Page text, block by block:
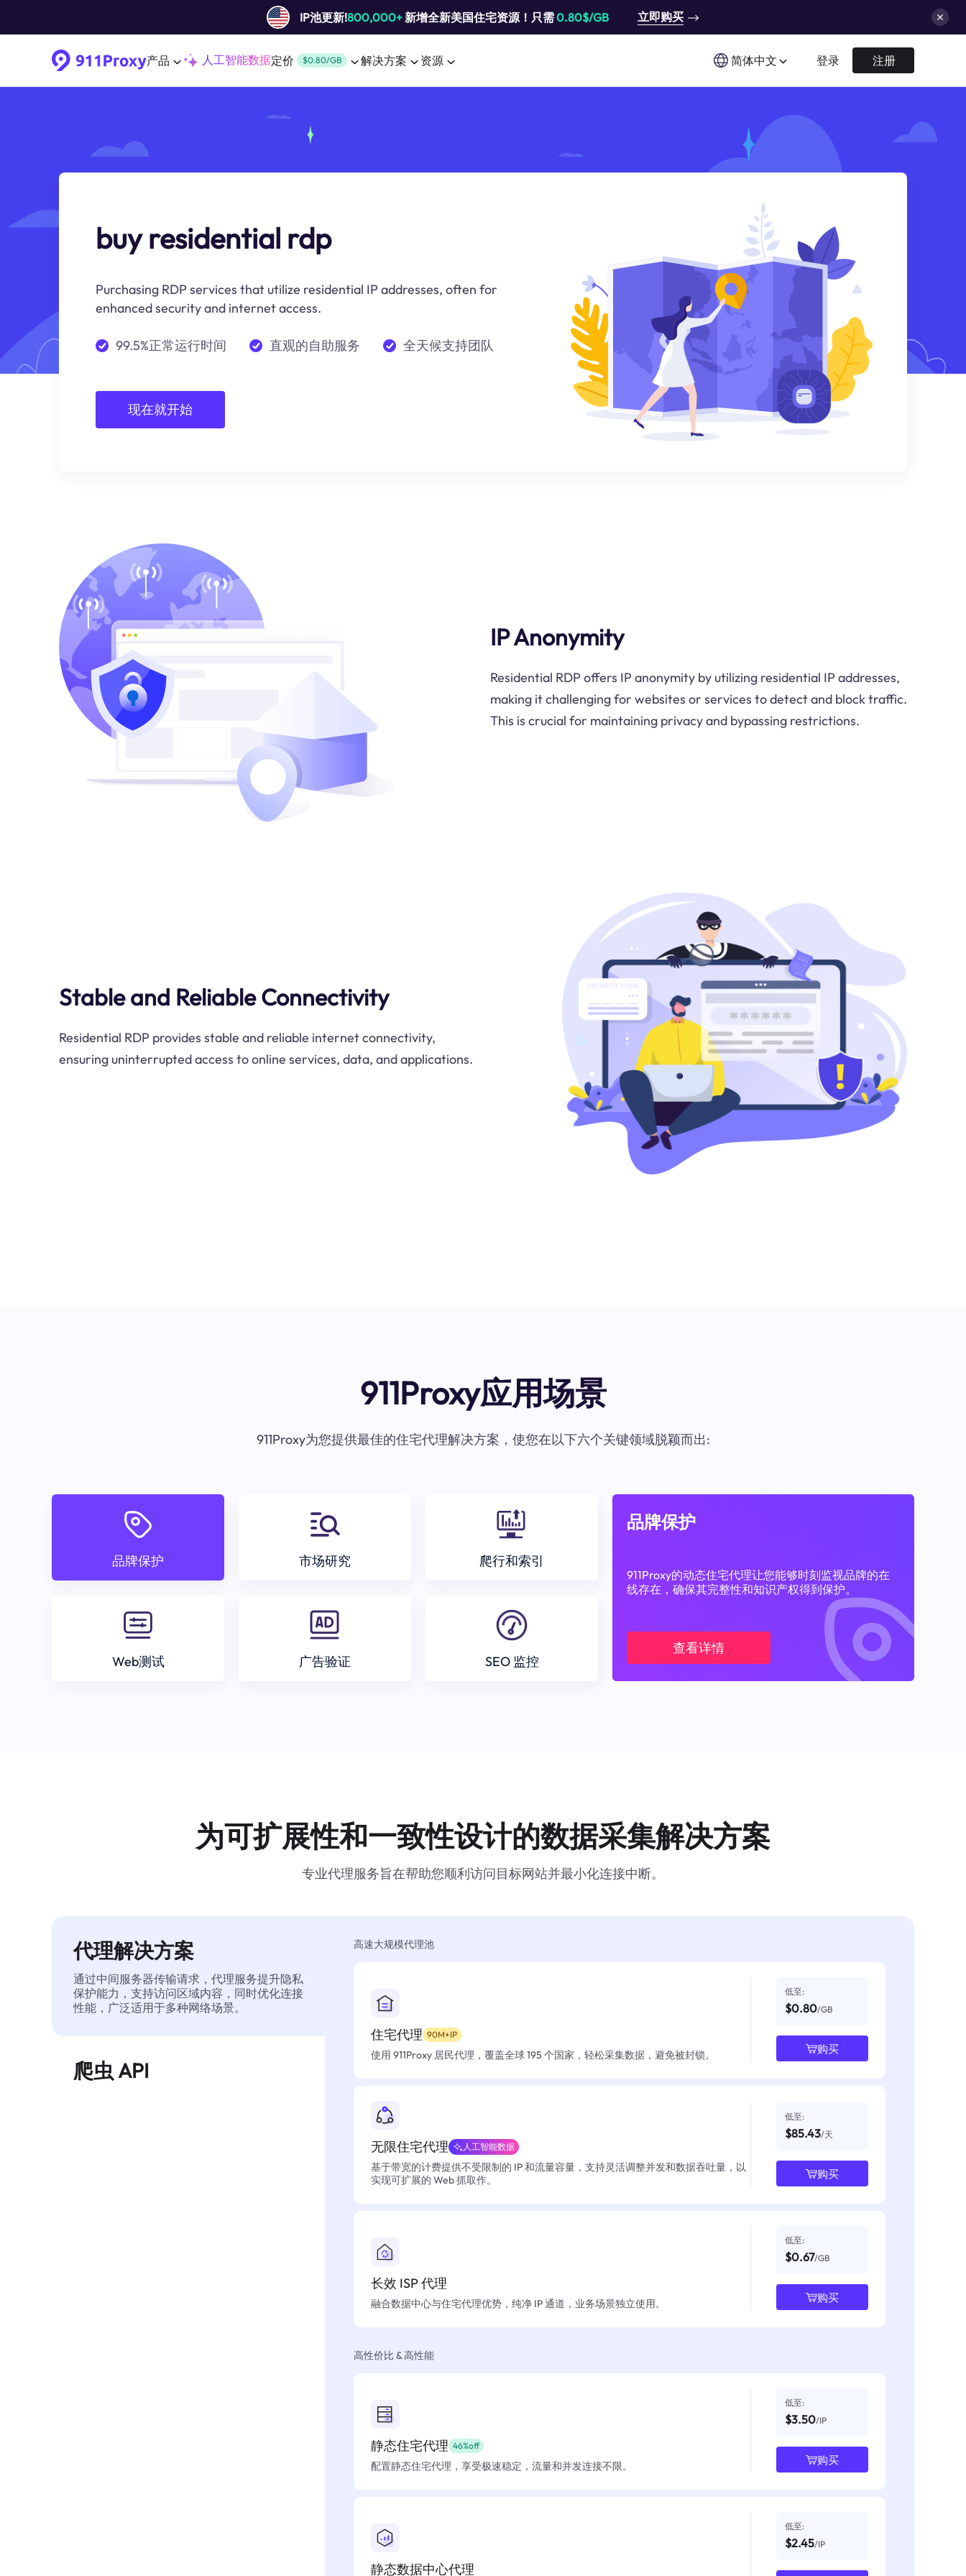
IP池更新!800,000+新增全新美国住宅资源！只需0.80$/GB 立即购买
产品 人工智能数据定价 $0.80/GB 解决方案 资源 简体中文 登录 注册
buy residential rdp
Purchasing RDP services that utilize residential IP addresses, often for
enhanced security and internet access.
99.5%正常运行时间 直观的自助服务 全天候支持团队
现在就开始
IP Anonymity
Residential RDP offers IP anonymity by utilizing residential IP addresses,
making it challenging for websites or services to detect and block traffic.
This is crucial for maintaining privacy and bypassing restrictions.
Stable and Reliable Connectivity
Residential RDP provides stable and reliable internet connectivity,
ensuring uninterrupted access to online services, data, and applications.
911Proxy应用场景
911Proxy为您提供最佳的住宅代理解决方案，使您在以下六个关键领域脱颖而出:
品牌保护 市场研究 爬行和索引
Web测试 广告验证 SEO 监控
品牌保护
911Proxy的动态住宅代理让您能够时刻监视品牌的在
线存在，确保其完整性和知识产权得到保护。
查看详情
为可扩展性和一致性设计的数据采集解决方案
专业代理服务旨在帮助您顺利访问目标网站并最小化连接中断。
代理解决方案
通过中间服务器传输请求，代理服务提升隐私
保护能力，支持访问区域内容，同时优化连接
性能，广泛适用于多种网络场景。
爬虫 API
高速大规模代理池
住宅代理 90M+IP
使用 911Proxy 居民代理，覆盖全球 195 个国家，轻松采集数据，避免被封锁。
低至:
$0.80/GB
购买
无限住宅代理 人工智能数据
基于带宽的计费提供不受限制的 IP 和流量容量，支持灵活调整并发和数据吞吐量，以
实现可扩展的 Web 抓取作。
低至:
$85.43/天
购买
长效 ISP 代理
融合数据中心与住宅代理优势，纯净 IP 通道，业务场景独立使用。
低至:
$0.67/GB
购买
高性价比 & 高性能
静态住宅代理 46%off
配置静态住宅代理，享受极速稳定，流量和并发连接不限。
低至:
$3.50/IP
购买
静态数据中心代理
低至:
$2.45/IP